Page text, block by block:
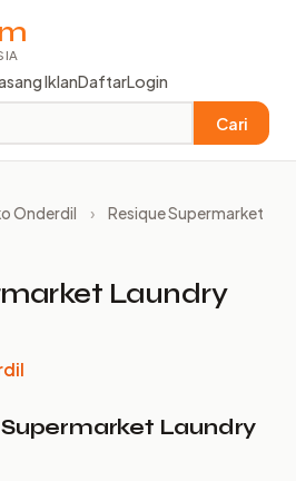
IklanDaftarLogin
Cari
Onderdil ›
Resique Supermarket
Laundry
Laundry